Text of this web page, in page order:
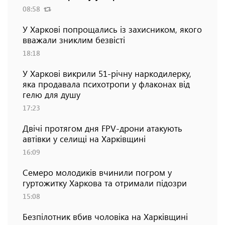
08:58
У Харкові попрощались із захисником, якого
вважали зниклим безвісті
18:18
У Харкові викрили 51-річну наркодилерку,
яка продавала психотропи у флаконах від
гелю для душу
17:23
Двічі протягом дня FPV-дрони атакують
автівки у селищі на Харківщині
16:09
Семеро молодиків вчинили погром у
гуртожитку Харкова та отримали підозри
15:08
Безпілотник вбив чоловіка на Харківщині